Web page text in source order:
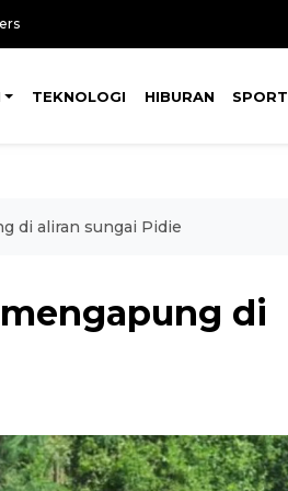
TEKNOLOGI HIBURAN SPORT
di aliran sungai Pidie
di